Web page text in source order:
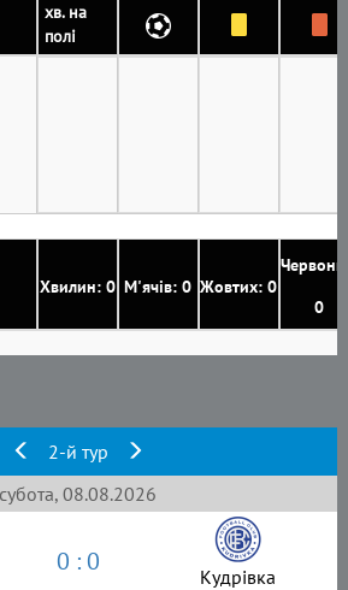
хв. на
полі
Хвилин: 0 М'ячів: 0 Жовтих: 0
0
2-й тур
субота, 08.08.2026
0 : 0 Кудрівка